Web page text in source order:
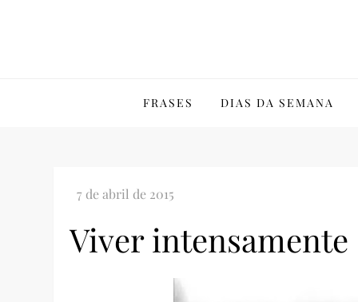
FRASES DIAS DA SEMANA
Viver intensamente